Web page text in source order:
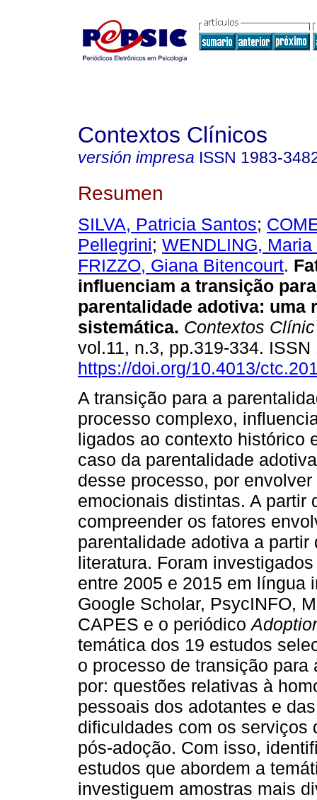
Contextos Clínicos
versión impresa ISSN 1983-
Resumen
SILVA, Patricia Santos;
Pellegrini; WENDLING,
FRIZZO, Giana Bitencourt.
influenciam a transição
parentalidade adotiva: uma
sistemática. Contextos Clínic
vol.11, n.3, pp.319-334.
https://doi.org/10.4013/
A transição para a
processo complexo,
ligados ao contexto histórico
caso da parentalidade
desse processo, por
emocionais distintas. A partir
compreender os fatores
parentalidade adotiva a
literatura. Foram
entre 2005 e 2015 em língua
Google Scholar, PsycINFO,
CAPES e o periódico
temática dos 19 estudos
o processo de transição
por: questões relativas à
pessoais dos adotantes e
dificuldades com os serviços
pós-adoção. Com isso,
estudos que abordem a
investiguem amostras mais